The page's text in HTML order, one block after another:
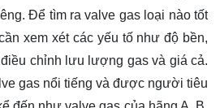
Để tìm ra valve gas loại nào tốt
xem xét các yếu tố như độ bền,
chỉnh lưu lượng gas và giá cả.
gas nổi tiếng và được người tiêu